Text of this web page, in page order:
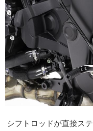
シフトロッドが直接ス